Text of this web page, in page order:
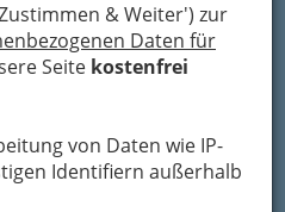
& Weiter') zur
Daten für
Seite kostenfrei
von Daten wie IP-
Identifiern außerhalb
anschauen